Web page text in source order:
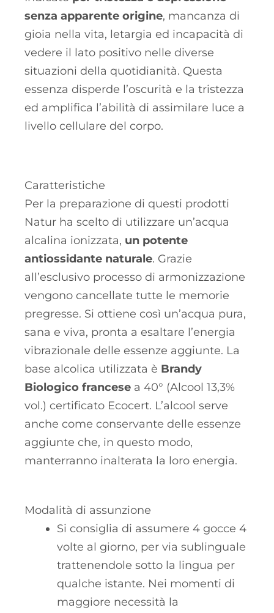
senza apparente origine, mancanza di
gioia nella vita, letargia ed incapacità di
vedere il lato positivo nelle diverse
situazioni della quotidianità. Questa
essenza disperde l’oscurità e la tristezza
ed amplifica l’abilità di assimilare luce a
livello cellulare del corpo.
Caratteristiche
Per la preparazione di questi prodotti
Natur ha scelto di utilizzare un’acqua
alcalina ionizzata, un potente
antiossidante naturale. Grazie
all’esclusivo processo di armonizzazione
vengono cancellate tutte le memorie
pregresse. Si ottiene così un’acqua pura,
sana e viva, pronta a esaltare l’energia
vibrazionale delle essenze aggiunte. La
base alcolica utilizzata è Brandy
Biologico francese a 40° (Alcool 13,3%
vol.) certificato Ecocert. L’alcool serve
anche come conservante delle essenze
aggiunte che, in questo modo,
manterranno inalterata la loro energia.
Modalità di assunzione
Si consiglia di assumere 4 gocce 4
volte al giorno, per via sublinguale
trattenendole sotto la lingua per
qualche istante. Nei momenti di
maggiore necessità la